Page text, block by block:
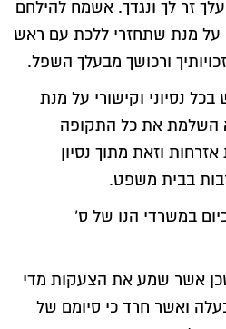
זר לך ונגדך. אשמח להילחם
על מנת שתחזרי ללכת עם ראש
ורכושך מבעלך השפל.
נסיוני וקישורי על מנת
השלמת את כל התקופה
וזאת מתוך נסיון
בבית משפט.
במשרדי הנו של ס`
שכן אשר שמע את הצעקות מדי
ואשר חרד כי סיומם של